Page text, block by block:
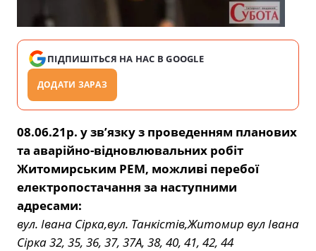
ПІДПИШІТЬСЯ НА НАС В GOOGLE
ДОДАТИ ЗАРАЗ
08.06.21р. у зв’язку з проведенням планових
та аварійно-відновлювальних робіт
Житомирським РЕМ, можливі перебої
електропостачання за наступними
адресами:
вул. Івана Сірка,вул. Танкістів,Житомир вул Івана
Сірка 32, 35, 36, 37, 37А, 38, 40, 41, 42, 44